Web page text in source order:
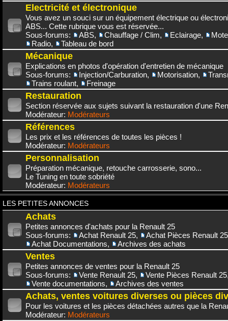
Electricité et électronique
Vous avez un souci sur un équipement électrique ou
ABS... Cette rubrique vous est réservée...
Sous-forums:
ABS, Chauffage / Clim, Eclairage,
Radio, Tableau de bord
Mécanique
Explications en photos d'opération d'entretien de mécanique
Sous-forums:
Injection/Carburation, Motorisation,
Trains roulant, Freinage
Restauration
Section réservée aux sujets suivant la restauration d'une
Modérateur: Modérateurs
Références
Les prix et les références de toutes les pièces !
Modérateur: Modérateurs
Personnalisation
Préparation mécanique, retouche carrosserie, sono...
Le Tuning en toute sobriété
Modérateur: Modérateurs
LES PETITES ANNONCES
Achats
Petites annonces d'achats pour la Renault 25
Sous-forums:
Achat Renault 25,
Achat Pièces Renault 25
Achat Documentations, Archives des achats
Ventes
Petites annonces de ventes pour la Renault 25
Sous-forums:
Vente Renault 25, Vente Pièces Renault 25
Vente documentations, Archives des ventes
Achats, ventes voitures diverses ou pièces
Pour les voitures et les pièces détachées autres que la
Modérateur: Modérateurs